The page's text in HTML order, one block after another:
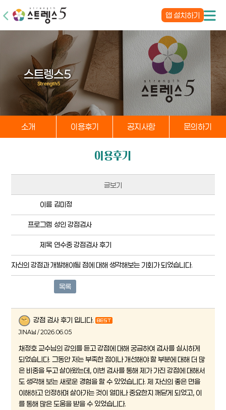
앱 설치하기
소개 이용후기 공지사항 문의하기
이용후기
글보기
이름 김미정
프로그램 성인 강점검사
제목 연수중 강점검사 후기
자신의 강점과 개발해야될 점에 대해 생각해보는 기회가 되었습니다.
목록
강점 검사 후기 입니다.
JINA님 / 2026.06.05
채정호 교수님의 강의를 듣고 강점에 대해 궁금하여 검사를 실시하게
되었습니다. 그동안 저는 부족한 점이나 개선해야 할 부분에 대해 더 많
은 비중을 두고 살아왔는데, 이번 검사를 통해 제가 가진 강점에 대해서
도 생각해 보는 새로운 경험을 할 수 있었습니다. 제 자신의 좋은 면을
이해하고 인정하며 살아가는 것이 얼마나 중요한지 깨닫게 되었고, 이
를 통해 많은 도움을 받을 수 있었습니다.